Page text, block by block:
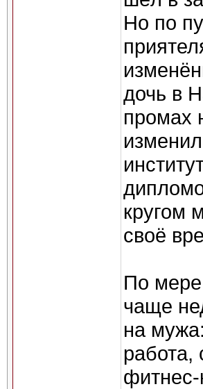
Но по
дочь в
промах
кругом
своё
По
чаще
на
работа,
фитнес-